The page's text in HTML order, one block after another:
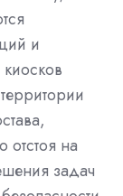
и
отстоя на
задач